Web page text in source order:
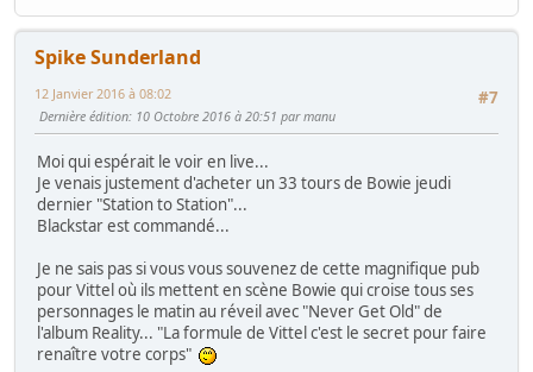
Spike Sunderland
#7
12 Janvier 2016 à 08:02
Dernière édition: 10 Octobre 2016 à 20:51 par manu
Moi qui espérait le voir en live...
Je venais justement d'acheter un 33 tours de Bowie jeudi
dernier "Station to Station"...
Blackstar est commandé...
Je ne sais pas si vous vous souvenez de cette magnifique pub
pour Vittel où ils mettent en scène Bowie qui croise tous ses
personnages le matin au réveil avec "Never Get Old" de
l'album Reality... "La formule de Vittel c'est le secret pour faire
renaître votre corps"